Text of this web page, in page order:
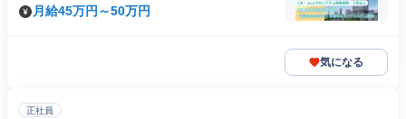
月給45万円～50万円
気になる
正社員